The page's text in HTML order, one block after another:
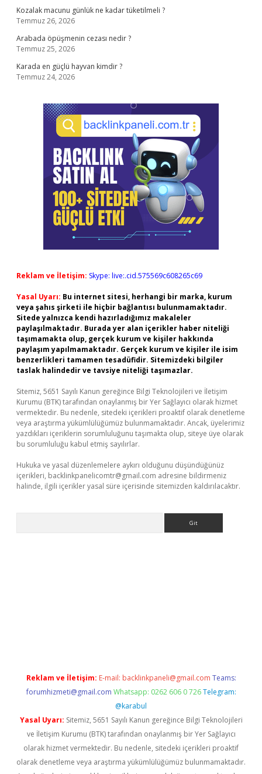
Kozalak macunu günlük ne kadar tüketilmeli ?
Temmuz 26, 2026
Arabada öpüşmenin cezası nedir ?
Temmuz 25, 2026
Karada en güçlü hayvan kimdir ?
Temmuz 24, 2026
Reklam ve İletişim: Skype: live:.cid.575569c608265c69
Yasal Uyarı: Bu internet sitesi, herhangi bir marka, kurum
veya şahıs şirketi ile hiçbir bağlantısı bulunmamaktadır.
Sitede yalnızca kendi hazırladığımız makaleler
paylaşılmaktadır. Burada yer alan içerikler haber niteliği
taşımamakta olup, gerçek kurum ve kişiler hakkında
paylaşım yapılmamaktadır. Gerçek kurum ve kişiler ile isim
benzerlikleri tamamen tesadüfidir. Sitemizdeki bilgiler
taslak halindedir ve tavsiye niteliği taşımazlar.
Sitemiz, 5651 Sayılı Kanun gereğince Bilgi Teknolojileri ve İletişim
Kurumu (BTK) tarafından onaylanmış bir Yer Sağlayıcı olarak hizmet
vermektedir. Bu nedenle, sitedeki içerikleri proaktif olarak denetleme
veya araştırma yükümlülüğümüz bulunmamaktadır. Ancak, üyelerimiz
yazdıkları içeriklerin sorumluluğunu taşımakta olup, siteye üye olarak
bu sorumluluğu kabul etmiş sayılırlar.
Hukuka ve yasal düzenlemelere aykırı olduğunu düşündüğünüz
içerikleri, backlinkpanelicomtr@gmail.com adresine bildirmeniz
halinde, ilgili içerikler yasal süre içerisinde sitemizden kaldırılacaktır.
Reklam ve İletişim: E-mail: backlinkpaneli@gmail.com Teams:
forumhizmeti@gmail.com Whatsapp: 0262 606 0 726 Telegram:
@karabul
Yasal Uyarı: Sitemiz, 5651 Sayılı Kanun gereğince Bilgi Teknolojileri
ve İletişim Kurumu (BTK) tarafından onaylanmış bir Yer Sağlayıcı
olarak hizmet vermektedir. Bu nedenle, sitedeki içerikleri proaktif
olarak denetleme veya araştırma yükümlülüğümüz bulunmamaktadır.